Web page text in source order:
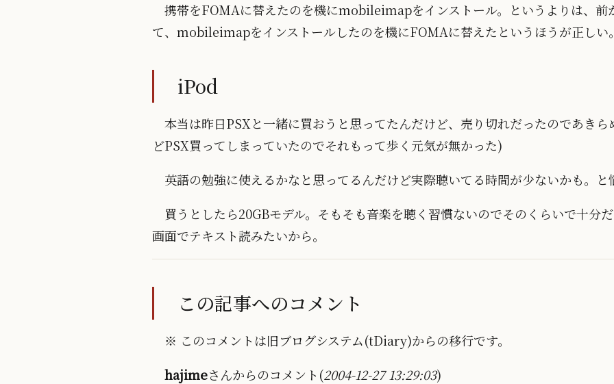
携帯をFOMAに替えたのを機にmobileimapをインストール。というよりは、前
て、mobileimapをインストールしたのを機にFOMAに替えたというほうが正しい。
iPod
本当は昨日PSXと一緒に買おうと思ってたんだけど、売り切れだったのであき
どPSX買ってしまっていたのでそれもって歩く元気が無かった)
英語の勉強に使えるかなと思ってるんだけど実際聴いてる時間が少ないかも。と
買うとしたら20GBモデル。そもそも音楽を聴く習慣ないのでそのくらいで十分
画面でテキスト読みたいから。
この記事へのコメント
※ このコメントは旧ブログシステム(tDiary)からの移行です。
hajimeさんからのコメント(2004-12-27 13:29:03)